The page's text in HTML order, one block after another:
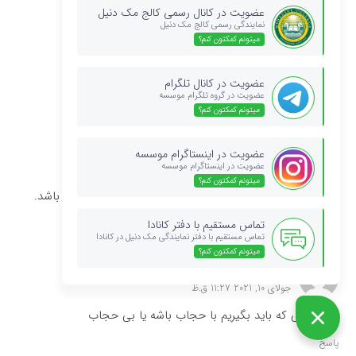
dashti
جولای 10, 2021 11:27 ق.ظ
مدارکمون ناقص باشه میشه وقت بگیریم کامل کنیم؟
اکتبر 17, 2021 11:51 ق.ظ
سلام برشما
بهتر است قبل از مراجعه به سفارت مدارک شما تکمیل باشد.
پاسخ
جولای 10, 2021 11:27 ق.ظ
۱۶٫ عکسی که باید بگیریم با حجاب باشه یا بی حجاب
پاسخ
عضویت در کانال رسمی کالج مک دنیل
نمایندگی رسمی کالج مک دنیل
میتونم کمکتون کنم؟
عضویت در کانال تلگرام
عضویت در گروه تلگرام موسسه
میتونم کمکتون کنم؟
عضویت در اینستاگرام موسسه
عضویت در اینستاگرام موسسه
میتونم کمکتون کنم؟
تماس مستقیم با دفتر کانادا
تماس مستقیم با دفتر نمایندگی مک دنیل در کانادا
میتونم کمکتون کنم؟